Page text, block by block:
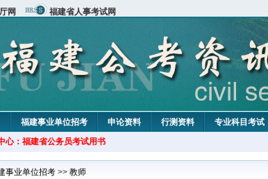
网 福建省人事考试网
福建事业单位招考 申论资料 行测资料 专业科目考试
心：福建省公务员考试用书
事业单位招考 >> 教师